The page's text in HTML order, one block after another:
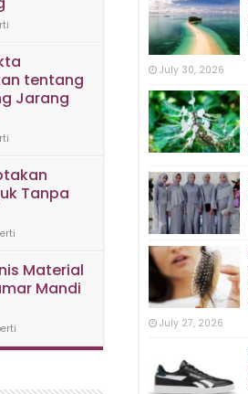
tentang
Jarang
Tanpa
Material
Mandi
July 30, 2026
July 27, 2026